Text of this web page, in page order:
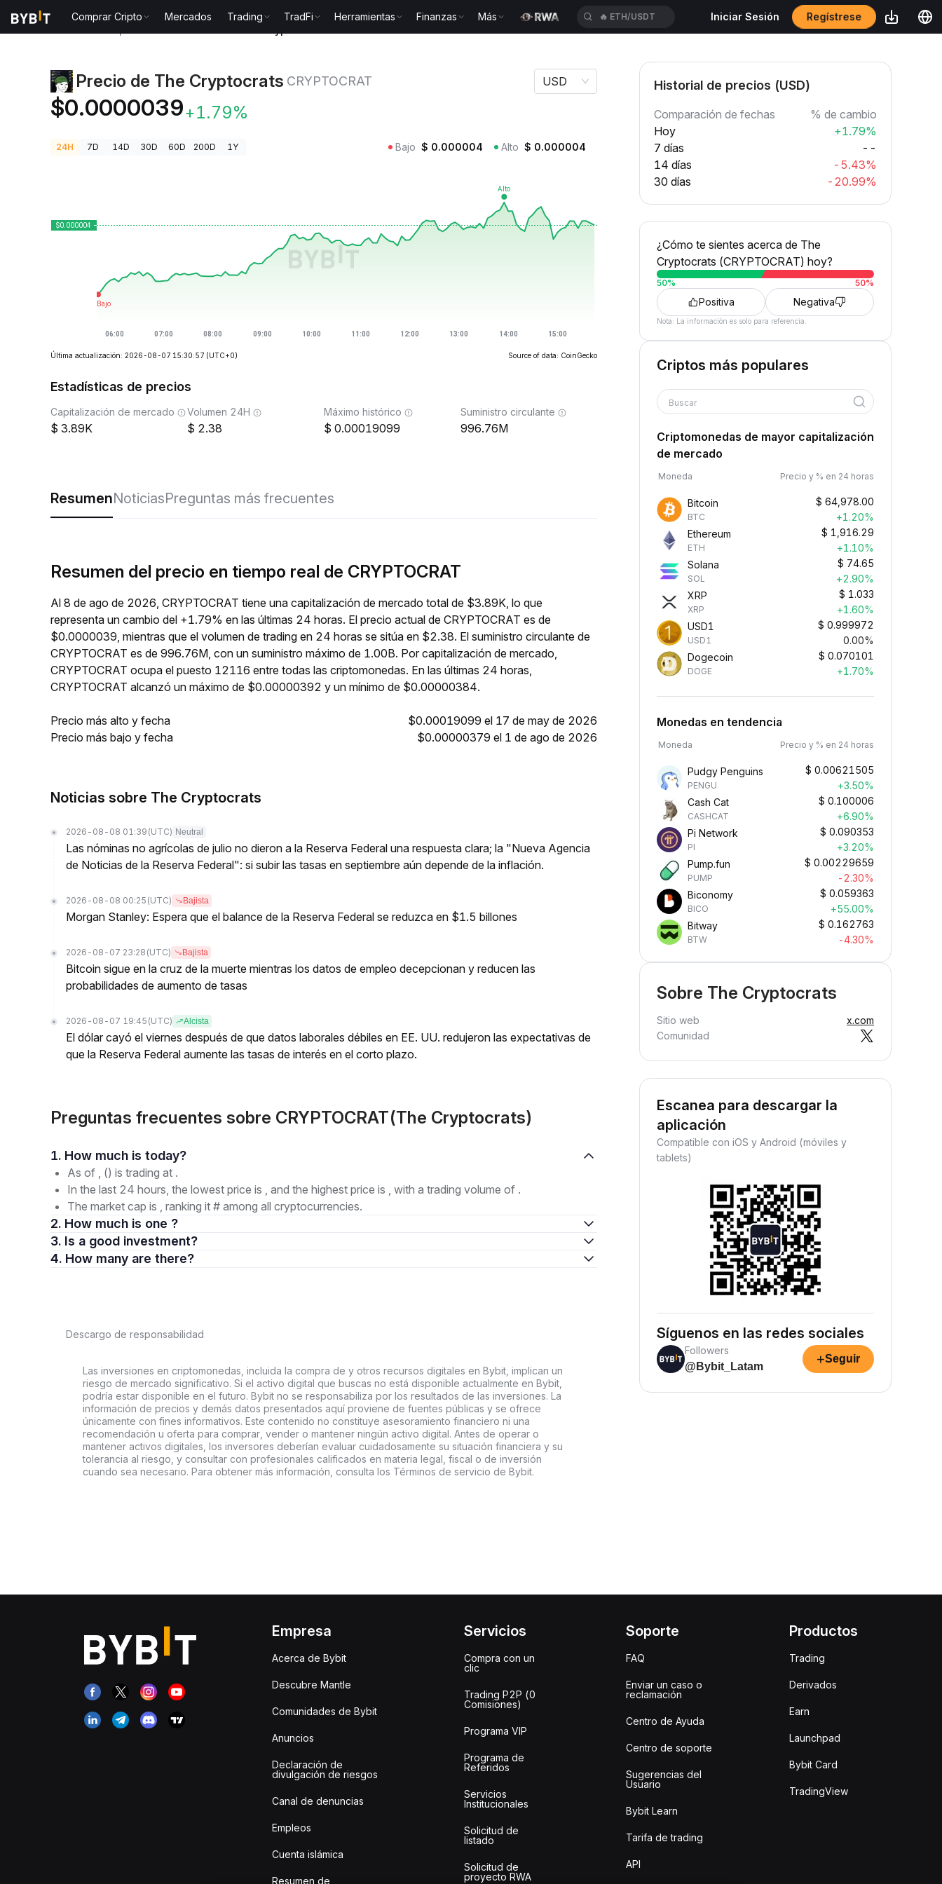
Comprar Cripto Mercados Trading TradFi Herramientas Finanzas Más 🔥 ETH/USDT Iniciar Sesión Regístrese
Precio de The Cryptocrats CRYPTOCRAT
$0.0000039+1.79%
USD
24H 7D 14D 30D 60D 200D 1Y Bajo $ 0.000004 Alto $ 0.000004
Última actualización: 2026-08-07 15:30:57 (UTC+0) Source of data: CoinGecko
Estadísticas de precios
Capitalización de mercado
3.89K
Volumen 24H
2.38
Máximo histórico
0.00019099
Suministro circulante
996.76M
ResumenNoticiasPreguntas más frecuentes
Resumen del precio en tiempo real de CRYPTOCRAT
Al 8 de ago de 2026, CRYPTOCRAT tiene una capitalización de mercado total de $3.89K, lo que
representa un cambio del +1.79% en las últimas 24 horas. El precio actual de CRYPTOCRAT es de
$0.0000039, mientras que el volumen de trading en 24 horas se sitúa en $2.38. El suministro circulante de
CRYPTOCRAT es de 996.76M, con un suministro máximo de 1.00B. Por capitalización de mercado,
CRYPTOCRAT ocupa el puesto 12116 entre todas las criptomonedas. En las últimas 24 horas,
CRYPTOCRAT alcanzó un máximo de $0.00000392 y un mínimo de $0.00000384.
Precio más alto y fecha
$0.00019099 el 17 de may de 2026
Precio más bajo y fecha
$0.00000379 el 1 de ago de 2026
Noticias sobre The Cryptocrats
2026-08-08 01:39 (UTC) Neutral
Las nóminas no agrícolas de julio no dieron a la Reserva Federal una respuesta clara; la "Nueva Agencia
de Noticias de la Reserva Federal": si subir las tasas en septiembre aún depende de la inflación.
2026-08-08 00:25 (UTC) Bajista
Morgan Stanley: Espera que el balance de la Reserva Federal se reduzca en $1.5 billones
2026-08-07 23:28 (UTC) Bajista
Bitcoin sigue en la cruz de la muerte mientras los datos de empleo decepcionan y reducen las
probabilidades de aumento de tasas
2026-08-07 19:45 (UTC) Alcista
El dólar cayó el viernes después de que datos laborales débiles en EE. UU. redujeron las expectativas de
que la Reserva Federal aumente las tasas de interés en el corto plazo.
Preguntas frecuentes sobre CRYPTOCRAT(The Cryptocrats)
1. How much is today?
As of , () is trading at .
In the last 24 hours, the lowest price is , and the highest price is , with a trading volume of .
The market cap is , ranking it # among all cryptocurrencies.
2. How much is one ?
3. Is a good investment?
4. How many are there?
Descargo de responsabilidad
Las inversiones en criptomonedas, incluida la compra de y otros recursos digitales en Bybit, implican un
riesgo de mercado significativo. Si el activo digital que buscas no está disponible actualmente en Bybit,
podría estar disponible en el futuro. Bybit no se responsabiliza por los resultados de las inversiones. La
información de precios y demás datos presentados aquí proviene de fuentes públicas y se ofrece
únicamente con fines informativos. Este contenido no constituye asesoramiento financiero ni una
recomendación u oferta para comprar, vender o mantener ningún activo digital. Antes de operar o
mantener activos digitales, los inversores deberían evaluar cuidadosamente su situación financiera y su
tolerancia al riesgo, y consultar con profesionales calificados en materia legal, fiscal o de inversión
cuando sea necesario. Para obtener más información, consulta los Términos de servicio de Bybit.
Historial de precios (USD)
Comparación de fechas
% de cambio
Hoy
+1.79%
7 días
--
14 días
-5.43%
30 días
-20.99%
¿Cómo te sientes acerca de The
Cryptocrats (CRYPTOCRAT) hoy?
50% 50%
Positiva Negativa
Nota: La información es solo para referencia.
Criptos más populares
Buscar
Criptomonedas de mayor capitalización
de mercado
Moneda Precio y % en 24 horas
Bitcoin
BTC
$ 64,978.00
+1.20%
Ethereum
ETH
$ 1,916.29
+1.10%
Solana
SOL
$ 74.65
+2.90%
XRP
XRP
$ 1.033
+1.60%
USD1
USD1
$ 0.999972
0.00%
Dogecoin
DOGE
$ 0.070101
+1.70%
Monedas en tendencia
Moneda Precio y % en 24 horas
Pudgy Penguins
PENGU
$ 0.00621505
+3.50%
Cash Cat
CASHCAT
$ 0.100006
+6.90%
Pi Network
PI
$ 0.090353
+3.20%
Pump.fun
PUMP
$ 0.00229659
-2.30%
Biconomy
BICO
$ 0.059363
+55.00%
Bitway
BTW
$ 0.162763
-4.30%
Sobre The Cryptocrats
Sitio web
x.com
Comunidad
Escanea para descargar la
aplicación
Compatible con iOS y Android (móviles y
tablets)
Síguenos en las redes sociales
Followers
@Bybit_Latam
+Seguir
Empresa
Acerca de Bybit
Descubre Mantle
Comunidades de Bybit
Anuncios
Declaración de
divulgación de riesgos
Canal de denuncias
Empleos
Cuenta islámica
Resumen de
Servicios
Compra con un
clic
Trading P2P (0
Comisiones)
Programa VIP
Programa de
Referidos
Servicios
Institucionales
Solicitud de
listado
Solicitud de
proyecto RWA
Soporte
FAQ
Enviar un caso o
reclamación
Centro de Ayuda
Centro de soporte
Sugerencias del
Usuario
Bybit Learn
Tarifa de trading
API
Productos
Trading
Derivados
Earn
Launchpad
Bybit Card
TradingView